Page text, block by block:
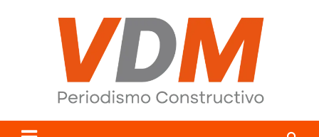
valledelmayo.com